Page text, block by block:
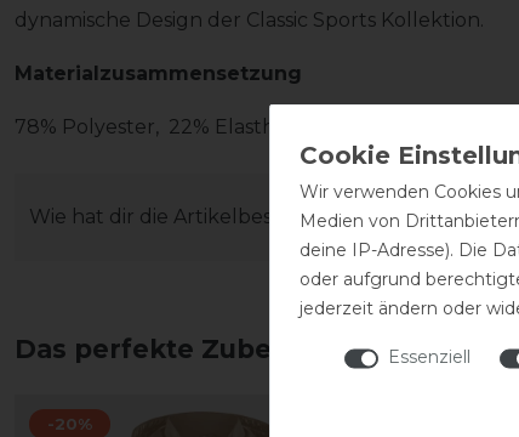
dynamische Design der Classic Sports Kollektion.
Materialzusammensetzung
78% Polyester, 22% Elasthan
Wie hat dir die Artikelbeschreibung gefallen?
Das perfekte Zubehör für dich
-20%
Wir verwenden Cookies
Medien von
deine IP-Adresse). Die
oder aufgrund
jederzeit ändern oder
Essenziell